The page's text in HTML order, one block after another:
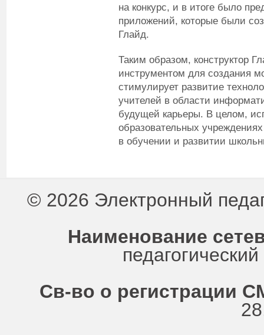
на конкурс, и в итоге было
приложений, которые были
Глайд.
Таким образом, конструктор
инструментом для создания
стимулирует развитие
учителей в области
будущей карьеры. В целом,
образовательных
в обучении и развитии
© 2026 Электронный
Наименование
Св-во о регистрации